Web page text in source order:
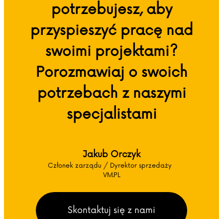
potrzebujesz, aby
przyspieszyć pracę nad
swoimi projektami?
Porozmawiaj o swoich
potrzebach z naszymi
specjalistami
Jakub Orczyk
Członek zarządu / Dyrektor sprzedaży
VM.PL
Skontaktuj się z nami